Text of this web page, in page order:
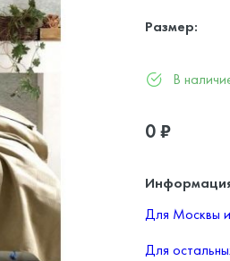
Размер:
В
0₽
Для Москвы
Для